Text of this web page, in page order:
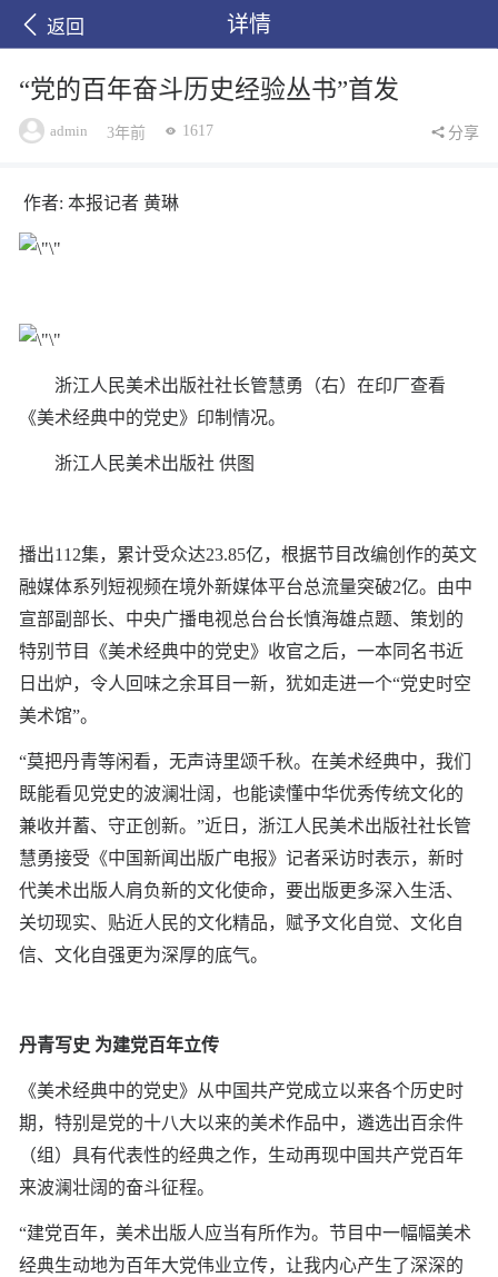
返回 详情
“党的百年奋斗历史经验丛书”首发
admin 3年前 1617 分享
作者: 本报记者 黄琳
浙江人民美术出版社社长管慧勇（右）在印厂查看
《美术经典中的党史》印制情况。
浙江人民美术出版社 供图
播出112集，累计受众达23.85亿，根据节目改编创作的英文
融媒体系列短视频在境外新媒体平台总流量突破2亿。由中
宣部副部长、中央广播电视总台台长慎海雄点题、策划的
特别节目《美术经典中的党史》收官之后，一本同名书近
日出炉，令人回味之余耳目一新，犹如走进一个“党史时空
美术馆”。
“莫把丹青等闲看，无声诗里颂千秋。在美术经典中，我们
既能看见党史的波澜壮阔，也能读懂中华优秀传统文化的
兼收并蓄、守正创新。”近日，浙江人民美术出版社社长管
慧勇接受《中国新闻出版广电报》记者采访时表示，新时
代美术出版人肩负新的文化使命，要出版更多深入生活、
关切现实、贴近人民的文化精品，赋予文化自觉、文化自
信、文化自强更为深厚的底气。
丹青写史 为建党百年立传
《美术经典中的党史》从中国共产党成立以来各个历史时
期，特别是党的十八大以来的美术作品中，遴选出百余件
（组）具有代表性的经典之作，生动再现中国共产党百年
来波澜壮阔的奋斗征程。
“建党百年，美术出版人应当有所作为。节目中一幅幅美术
经典生动地为百年大党伟业立传，让我内心产生了深深的